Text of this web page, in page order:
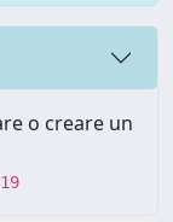
o creare un